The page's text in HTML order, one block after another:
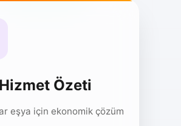
Hizmet Özeti
eşya için ekonomik çözüm